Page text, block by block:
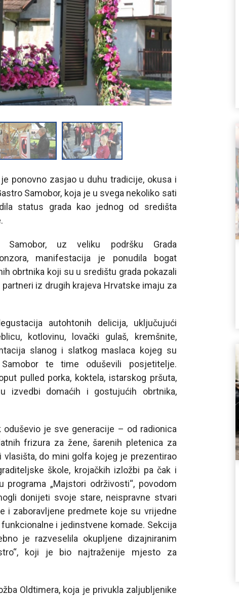
ponovno zasjao u duhu tradicije, okusa i
Samobor, koja je u svega nekoliko sati
status grada kao jednog od središta
Samobor, uz veliku podršku Grada
manifestacija je ponudila bogat
obrtnika koji su u središtu grada pokazali
iz drugih krajeva Hrvatske imaju za
autohtonih delicija, uključujući
kotlovinu, lovački gulaš, kremšnite,
slanog i slatkog maslaca kojeg su
te time oduševili posjetitelje.
pulled porka, koktela, istarskog pršuta,
izvedbi domaćih i gostujućih obrtnika,
oduševio je sve generacije – od radionica
frizura za žene, šarenih pletenica za
vlasišta, do mini golfa kojeg je prezentirao
škole, krojačkih izložbi pa čak i
„Majstori održivosti“, povodom
donijeti svoje stare, neispravne stvari
i zaboravljene predmete koje su vrijedne
i jedinstvene komade. Sekcija
je razveselila okupljene dizajniranim
koji je bio najtraženije mjesto za
Oldtimera, koja je privukla zaljubljenike